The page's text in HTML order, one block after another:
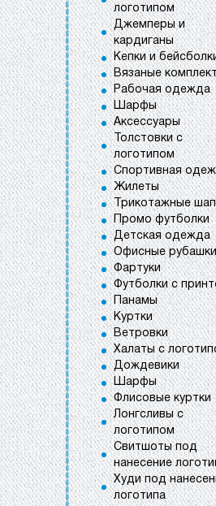
логотипом
Джемперы и
кардиганы
Кепки и
Вязаные
Рабочая одежда
Шарфы
Аксессуары
Толстовки с
логотипом
Спортивная
Жилеты
Трикотажные
Промо футболки
Детская одежда
Офисные рубашки
Фартуки
Футболки с
Панамы
Куртки
Ветровки
Халаты с
Дождевики
Шарфы
Флисовые куртки
Лонгсливы с
логотипом
Свитшоты под
нанесение
Худи под
логотипа